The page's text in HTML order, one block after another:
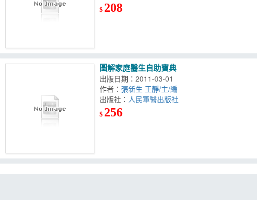
$ 208
圖解家庭醫生自助寶典
出版日期：2011-03-01
作者：張新生 王靜/主/編
出版社： 人民軍醫出版社
$ 256